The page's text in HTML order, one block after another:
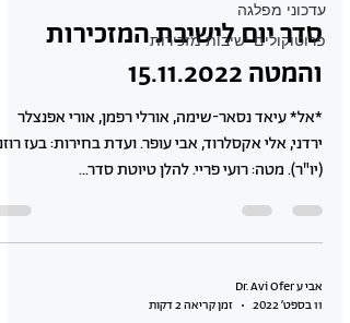
עדכוני מפלגה
פרוטוקולים ישיבות מזכירות
סדר יום לישיבת המזכירות
והמטה 15.11.2022
*אל* עיאד נסאר-שימה, אורלי רפמן, אורי אפנצלר
ירדני, אלי אקסלרוד, אבי עופר. ועדת בחירות: בעז
(יו"ר). מטה: רועי פריי. להלן טיוטת סדר...
אבי ע Dr. Avi Ofer
11 בספט׳ 2022
זמן קריאה 2 דקות